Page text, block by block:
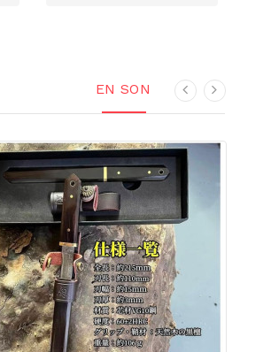
EN SON